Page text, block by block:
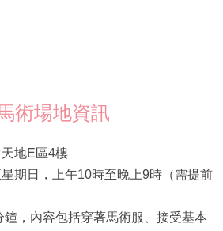
術場地資訊
地E區4樓
期日，上午10時至晚上9時（需提前
，內容包括穿著馬術服、接受基本